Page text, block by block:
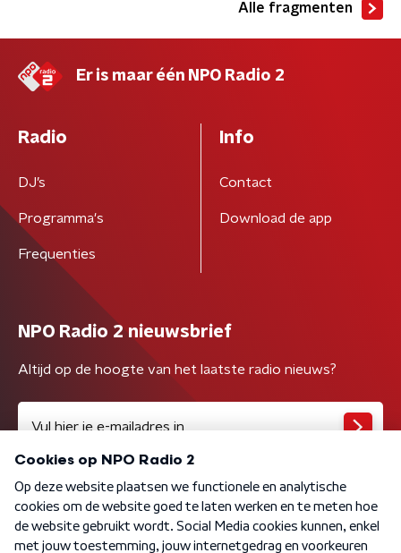
Alle fragmenten
Er is maar één NPO Radio 2
Radio
DJ’s
Programma's
Frequenties
Info
Contact
Download de app
NPO Radio 2 nieuwsbrief
Altijd op de hoogte van het laatste radio nieuws?
Algemene voorwaarden